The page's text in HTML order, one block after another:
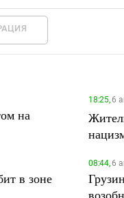
на
18:25,6
в зоне
08:44,6